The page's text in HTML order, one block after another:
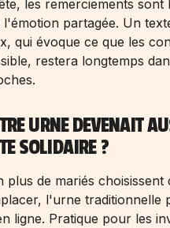
les remerciements sont
l'émotion partagée. Un
qui évoque ce que les
restera longtemps
URNE DEVENAIT
SOLIDAIRE ?
plus de mariés choisissent
l'urne traditionnelle
ligne. Pratique pour les